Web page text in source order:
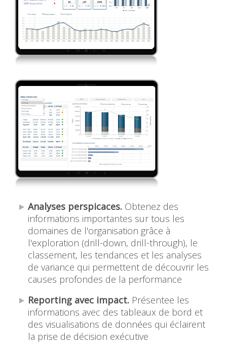
Analyses perspicaces. Obtenez des
informations importantes sur tous les
domaines de l'organisation grâce à
l'exploration (drill-down, drill-through), le
classement, les tendances et les analyses
de variance qui permettent de découvrir les
causes profondes de la performance
Reporting avec impact. Présentee les
informations avec des tableaux de bord et
des visualisations de données qui éclairent
la prise de décision exécutive